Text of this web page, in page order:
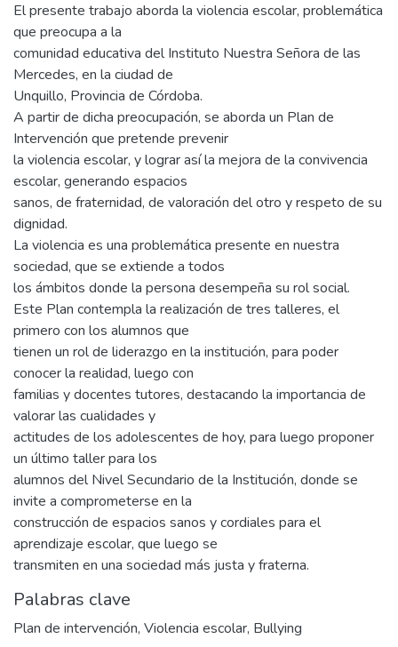
El presente trabajo aborda la violencia escolar, problemática
que preocupa a la
comunidad educativa del Instituto Nuestra Señora de las
Mercedes, en la ciudad de
Unquillo, Provincia de Córdoba.
A partir de dicha preocupación, se aborda un Plan de
Intervención que pretende prevenir
la violencia escolar, y lograr así la mejora de la convivencia
escolar, generando espacios
sanos, de fraternidad, de valoración del otro y respeto de su
dignidad.
La violencia es una problemática presente en nuestra
sociedad, que se extiende a todos
los ámbitos donde la persona desempeña su rol social.
Este Plan contempla la realización de tres talleres, el
primero con los alumnos que
tienen un rol de liderazgo en la institución, para poder
conocer la realidad, luego con
familias y docentes tutores, destacando la importancia de
valorar las cualidades y
actitudes de los adolescentes de hoy, para luego proponer
un último taller para los
alumnos del Nivel Secundario de la Institución, donde se
invite a comprometerse en la
construcción de espacios sanos y cordiales para el
aprendizaje escolar, que luego se
transmiten en una sociedad más justa y fraterna.
Palabras clave
Plan de intervención, Violencia escolar, Bullying